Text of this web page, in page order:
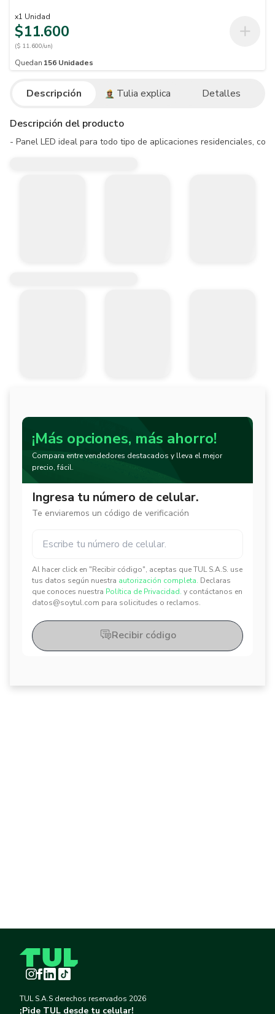
x1 Unidad
$11.600
($ 11.600/un)
Quedan 156 Unidades
Descripción Tulia explica Detalles
Descripción del producto
- Panel LED ideal para todo tipo de aplicaciones residenciales,
¡Más opciones, más ahorro!
Compara entre vendedores destacados y lleva el mejor
precio, fácil.
Ingresa tu número de celular.
Te enviaremos un código de verificación
Al hacer click en "Recibir código", aceptas que TUL S.A.S. use
tus datos según nuestra autorización completa. Declaras
que conoces nuestra Política de Privacidad. y contáctanos en
datos@soytul.com para solicitudes o reclamos.
✕✕
Recibir código
Instagram
Facebook
LinkedInTikTok
TUL S.A.S derechos reservados 2026
¡Pide TUL desde tu celular!